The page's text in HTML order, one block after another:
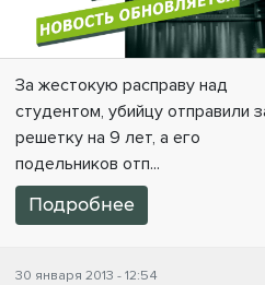
За жестокую расправу над
студентом, убийцу отправили
решетку на 9 лет, а его
подельников отп...
Подробнее
30 января 2013 - 12:54